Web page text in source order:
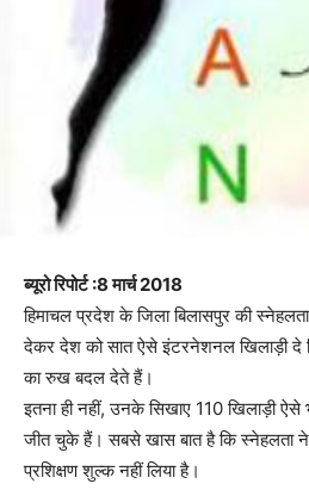
ब्यूरो रिपोर्ट :8 मार्च 2018
हिमाचल प्रदेश के जिला बिलासपुर की
देकर देश को सात ऐसे इंटरनेशनल खिलाड़ी दे
का रुख बदल देते हैं।
इतना ही नहीं, उनके सिखाए 110 खिलाड़ी ऐसे
जीत चुके हैं। सबसे खास बात है कि स्नेहलता
प्रशिक्षण शुल्क नहीं लिया है।